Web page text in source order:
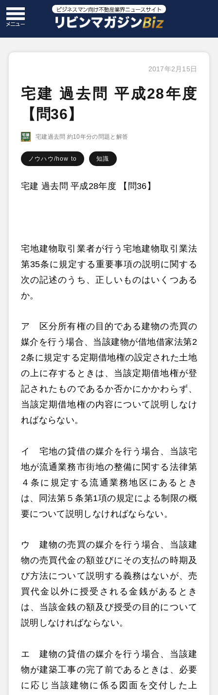
2017年2月15日
宅建 過去問 平成28年度
【問36】
宅建過去問 約10年分の問題と解答
ノウハウ/how to 知識
宅建 過去問 平成28年度 【問36】
宅地建物取引業者が行う宅地建物取引業法
第35条に規定する重要事項の説明に関する
次の記述のうち、正しいものはいくつある
か。
ア 区分所有権の目的である建物の売買の
媒介を行う場合、当該建物が借地借家法第2
2条に規定する定期借地権の設定された土地
の上に存するときは、当該定期借地権が登
記されたものであるか否かにかかわらず、
当該定期借地権の内容について説明しなけ
ればならない。
イ 宅地の貸借の媒介を行う場合、当該宅
地が流通業務市街地の整備に関する法律第
４条に規定する流通業務地区にあるとき
は、同法第５条第1項の規定による制限の概
要について説明しなければならない。
ウ 建物の売買の媒介を行う場合、当該建
物の売買代金の額並びにその支払の時期及
び方法について説明する義務はないが、売
買代金以外に授受される金銭があるとき
は、当該金銭の額及び授受の目的について
説明しなければならない。
エ 建物の貸借の媒介を行う場合、当該建
物が建築工事の完了前であるときは、必要
に応じ当該建物に係る図面を交付した上